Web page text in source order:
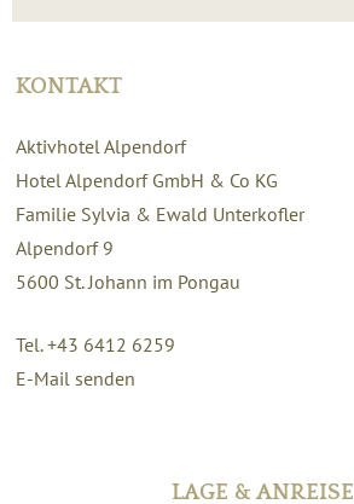
KONTAKT
Aktivhotel Alpendorf
Hotel Alpendorf GmbH & Co KG
Familie Sylvia & Ewald Unterkofler
Alpendorf 9
5600 St. Johann im Pongau
Tel. +43 6412 6259
E-Mail senden
LAGE & ANREISE